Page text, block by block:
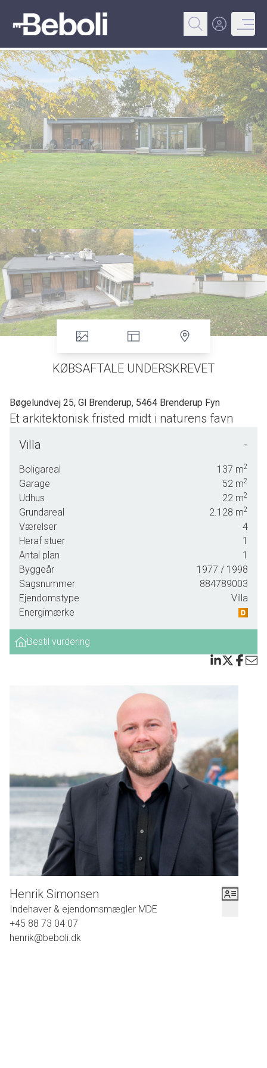
KØBSAFTALE UNDERSKREVET
Bøgelundvej 25, Gl Brenderup, 5464 Brenderup Fyn
Et arkitektonisk fristed midt i naturens favn
hemmelighed. For enden af et lukket vænge åbner sig en
grund, der strækker sig langt ud mod skovens grønne dyb.
Her får man en sjælden kombination af privatliv og udsyn,
hvor fuglesang og bladenes hvisken bliver en del af
hverdagen. Haven er ikke blot en ramme, men et levende
rum der forbinder hjemmet med naturen. Her kan børnene
løbe frit, her kan hunden lege, og her kan man selv finde
roen under æbletræernes grene.
Arkitektur i balance
Boligen præsenterer sig med en enkel elegance, hvor hvide
facader, mørke kontraster og varme træbeklædninger
skaber et udtryk, som er både moderne og tidløst. Huset
ligger i ét plan, og den flade taglinje giver en rolig
Indenfor er rummene præget af store vinduespartier, som
bringer skoven helt ind i stuen og skaber en uafbrudt
forbindelse mellem inde og ude.
Stuen er hjertet i huset, et rum der inviterer til fællesskab.
Herfra er der udgang til den store træterrasse, hvor solen
rammer fra morgen til aften, og hvor aftenerne forlænges
under åben himmel. Udestuen er et ekstra kapitel, et rum
der føles som en forlængelse af haven, selv når regnen
falder eller efteråret farver træerne.
En bolig med muligheder
Planløsningen rummer både funktion og fleksibilitet. Her er
plads til familieliv, gæster og fordybelse. Soveværelserne
ligger tilbagetrukket, så privatliv og ro bevares, mens
køkken og opholdsrum er skabt til at samle. Badeværelser
og disponible rum giver praktiske rammer, og garagen gør
Villa -
Boligareal 137 m2
Garage 52 m2
Udhus 22 m2
Grundareal 2.128 m2
Værelser
4
Heraf stuer
1
Antal plan
1
Byggeår
1977 / 1998
Sagsnummer
884789003
Ejendomstype
Villa
Energimærke
Bestil vurdering
Henrik Simonsen
Indehaver & ejendomsmægler MDE
+45 88 73 04 07
henrik@beboli.dk